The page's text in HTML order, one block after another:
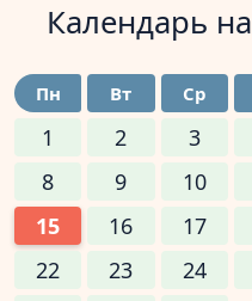
Календарь на
Пн Вт Ср
1 2 3
8
9 10
15
16 17
22
23 24